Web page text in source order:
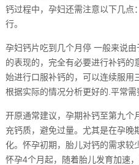
钙过程中，孕妇还需注意以下几点
行。
孕妇钙片吃到几个月停 一般来说
的表现的，完全有必要进行补钙的
始进行口服补钙的，可以连续服用
根据实际的情况分析更好的.平常需
开原通常建议，孕期补钙至第九个
充钙质，避免过量。尤其是在孕晚
化。怀孕初期，胎儿对钙的需求较
怀孕4个月起，随着胎儿发育加速